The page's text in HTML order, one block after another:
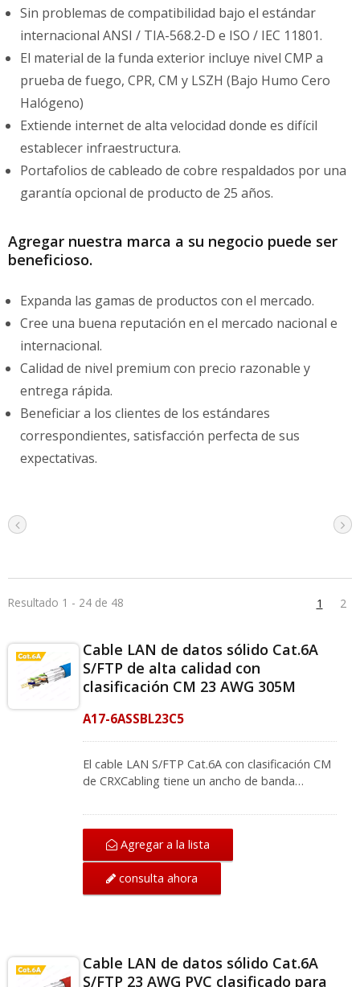
Sin problemas de compatibilidad bajo el estándar
internacional ANSI / TIA-568.2-D e ISO / IEC 11801.
El material de la funda exterior incluye nivel CMP a
prueba de fuego, CPR, CM y LSZH (Bajo Humo Cero
Halógeno)
Extiende internet de alta velocidad donde es difícil
establecer infraestructura.
Portafolios de cableado de cobre respaldados por una
garantía opcional de producto de 25 años.
Agregar nuestra marca a su negocio puede ser
beneficioso.
Expanda las gamas de productos con el mercado.
Cree una buena reputación en el mercado nacional e
internacional.
Calidad de nivel premium con precio razonable y
entrega rápida.
Beneficiar a los clientes de los estándares
correspondientes, satisfacción perfecta de sus
expectativas.
Resultado 1 - 24 de 48 1 2
Cable LAN de datos sólido Cat.6A
S/FTP de alta calidad con
clasificación CM 23 AWG 305M
A17-6ASSBL23C5
El cable LAN S/FTP Cat.6A con clasificación CM
de CRXCabling tiene un ancho de banda
excelente protección contra la diafonía
alienígena, cumple con la transmisión eléctrica
ISO/IEC 11801-1 e IEC 61156-5 (Edición 2.1). La
clasificación de resistencia al fuego de la
chaqueta CM está definida en UL 1685, y pasa
una prueba de inflamabilidad estandarizada
10Gbps en 100 metros con cable Ethernet
blindado Cat6A. También ofrecemos un panel
Agregar a la lista
consulta ahora
Cable LAN de datos sólido Cat.6A
S/FTP 23 AWG PVC clasificado para